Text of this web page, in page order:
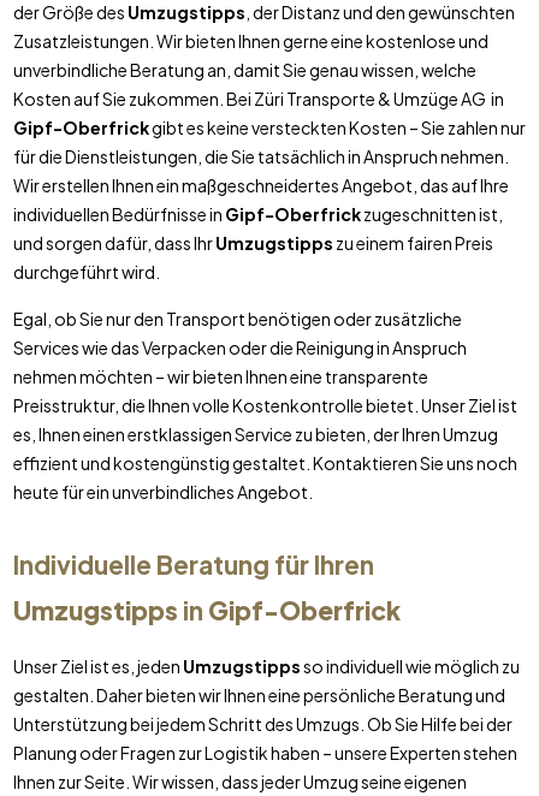
der Größe des Umzugstipps , der Distanz und den gewünschten
Zusatzleistungen. Wir bieten Ihnen gerne eine kostenlose und
unverbindliche Beratung an, damit Sie genau wissen, welche
Kosten auf Sie zukommen. Bei Züri Transporte & Umzüge AG in
Gipf-Oberfrickgibt es keine versteckten Kosten – Sie zahlen nur
für die Dienstleistungen, die Sie tatsächlich in Anspruch nehmen.
Wir erstellen Ihnen ein maßgeschneidertes Angebot, das auf Ihre
individuellen Bedürfnisse in Gipf-Oberfrickzugeschnitten ist,
und sorgen dafür, dass IhrUmzugstipps zu einem fairen Preis
durchgeführt wird.
Egal, ob Sie nur den Transport benötigen oder zusätzliche
Services wie das Verpacken oder die Reinigung in Anspruch
nehmen möchten – wir bieten Ihnen eine transparente
Preisstruktur, die Ihnen volle Kostenkontrolle bietet. Unser Ziel ist
es, Ihnen einen erstklassigen Service zu bieten, der Ihren Umzug
effizient und kostengünstig gestaltet. Kontaktieren Sie uns noch
heute für ein unverbindliches Angebot.
Individuelle Beratung für Ihren
Umzugstipps in Gipf-Oberfrick
Unser Ziel ist es, jeden Umzugstippsso individuell wie möglich zu
gestalten. Daher bieten wir Ihnen eine persönliche Beratung und
Unterstützung bei jedem Schritt des Umzugs. Ob Sie Hilfe bei der
Planung oder Fragen zur Logistik haben – unsere Experten stehen
Ihnen zur Seite. Wir wissen, dass jeder Umzug seine eigenen